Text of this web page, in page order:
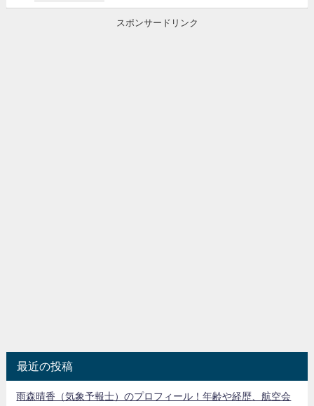
スポンサードリンク
最近の投稿
雨森晴香（気象予報士）のプロフィール！年齢や経歴、航空会